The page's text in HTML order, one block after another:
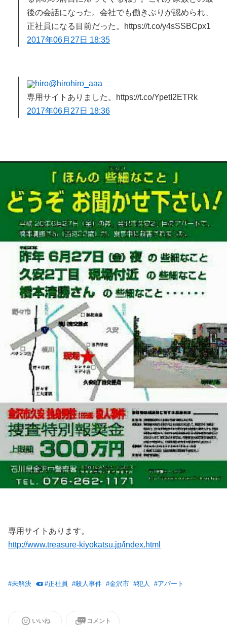
後の会話になった。会社でも働きぶりが認められ、
正社員になる目前だった。https://t.co/y4sSSBCpx1
2017年06月27日 18:35
hiro@hirohiro_aaa
専用サイトありました。https://t.co/YpetI2ETRk
2017年06月27日 18:36
専用サイトあります。
http://www.treasure-kiyokatsu.jp/index.html
#未解決 #正社員 #殺人事件 #金沢市 #犯人 #アパート
いいね コメント